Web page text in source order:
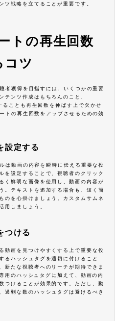
ツ戦略を立てることが重要です。
トの再生回数
コツ
獲得を目指すには、いくつかの重要
テンツ作成はもちろんのこと、
ことも再生回数を伸ばす上で欠かせ
トの再生回数をアップさせるための効
設定する
動画の内容を瞬時に伝える重要な役
を設定することで、視聴者のクリック
く鮮明な画像を使用し、動画の内容が
。テキストを追加する場合も、短く簡
のを心掛けましょう。カスタムサムネ
用しましょう。
つける
動画を見つけやすくする上で重要な役
るハッシュタグを適切に付けること
新たな視聴者へのリーチが期待できま
のハッシュタグに加えて、動画の内
つけることが効果的です。ただし、動
過剰な数のハッシュタグは避けるべき